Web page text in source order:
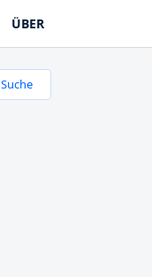
ÜBER
Suche